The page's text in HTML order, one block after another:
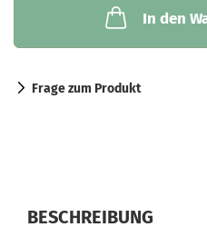
In den
Frage zum Produkt
BESCHREIBUNG